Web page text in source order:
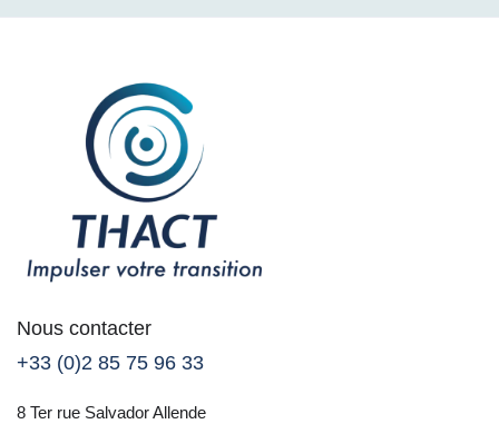
Nous contacter
+33 (0)2 85 75 96 33
8 Ter rue Salvador Allende